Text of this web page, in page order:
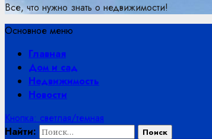
Все, что нужно знать о недвижимости!
Основное меню
Главная
Дом и сад
Недвижимость
Новости
Кнопка: светлая/темная
Найти: